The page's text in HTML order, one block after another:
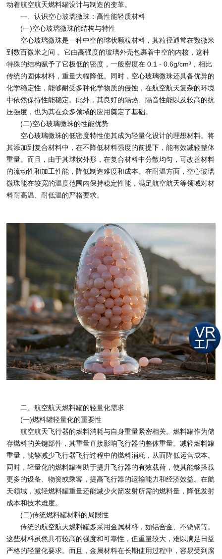
动着航空航天燃料罐设计与制造的变革。
一、认识空心玻璃微珠：高性能轻质材料
(一)空心玻璃微珠的结构与特性
空心玻璃微珠是一种中空的球状颗粒材料，其粒径通常在数微米
到数百微米之间 。它由高强度的玻璃外壳包裹着中空的内核，这种
特殊的结构赋予了它极低的密度，一般密度在 0.1 - 0.6g/cm³，相比
传统的固体材料，重量大幅降低。同时，空心玻璃微珠还具备优异的
化学稳定性，能够耐受多种化学物质的侵蚀，在航空航天复杂的环境
中依然保持性能稳定。此外，其良好的隔热、隔音性能以及较高的抗
压强度，也为其在众多领域的应用奠定了基础。
(二)空心玻璃微珠的性能优势
空心玻璃微珠的低密度特性使其成为轻量化设计的理想材料。将
其添加到复合材料中，在不降低材料强度的前提下，能有效减轻整体
重量。而且，由于其球状外形，在复合材料中分散均匀，可改善材料
的流动性和加工性能，降低制造难度和成本。在耐温方面，空心玻璃
微珠能在较宽的温度范围内保持稳定性能，满足航空航天等领域对材
料耐高温、耐低温的严格要求。
二、航空航天燃料罐的轻量化需求
(一)燃料罐轻量化的重要性
航空航天飞行器的燃料消耗与自身重量紧密相关。燃料罐作为储
存燃料的关键部件，其重量直接影响飞行器的整体重量。减轻燃料罐
重量，能够减少飞行器飞行过程中的燃料消耗，从而降低运营成本。
同时，轻量化的燃料罐有助于提升飞行器的有效载荷，使其能够搭载
更多的设备、物资或乘客，提高飞行器的运输能力和经济效益。在航
天领域，减轻燃料罐重量还能减少火箭发射所需的燃料量，降低发射
成本和技术难度。
(二)传统燃料罐材料的局限性
传统的航空航天燃料罐多采用金属材料，如铝合金、不锈钢等。
这些材料虽然具有较高的强度和可靠性，但重量较大，难以满足日益
严格的轻量化要求。而且，金属材料在长期使用过程中，容易受到腐